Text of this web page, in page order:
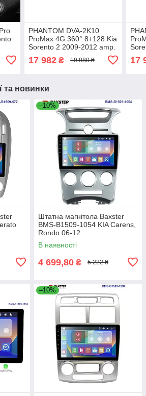
PHANTOM DVA-2K10
ProMax 4G 360° 8+128 Kia
Sorento 2 2009-2012 amp.
17 982₴ 19 980 ₴ 17
та новинки
–10%
Штатна магнітола Baxster
BMS-B1509-1054 KIA Carens,
Rondo 06-12
В наявності
4 699,80 ₴ 5 222 ₴
–10%